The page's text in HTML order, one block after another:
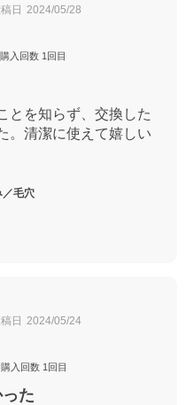
日 2024/05/28
購入回数 1回目
とを知らず、交換した
。清潔に使えて嬉しい
／毛穴
日 2024/05/24
購入回数 1回目
た